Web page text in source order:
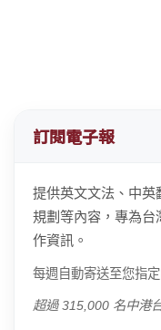
訂閱電子報
提供英文文法、中英
規劃等內容，專為台
作資訊。
每週自動寄送至您指
超過 315,000 名中港